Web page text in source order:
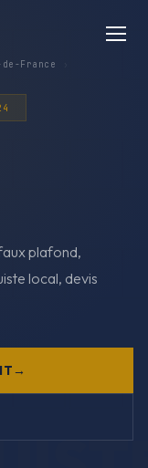
France
plafond,
local, devis